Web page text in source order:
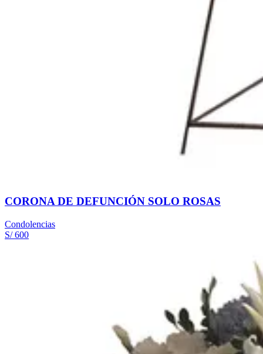
CORONA DE DEFUNCIÓN SOLO ROSAS
Condolencias
S/ 600